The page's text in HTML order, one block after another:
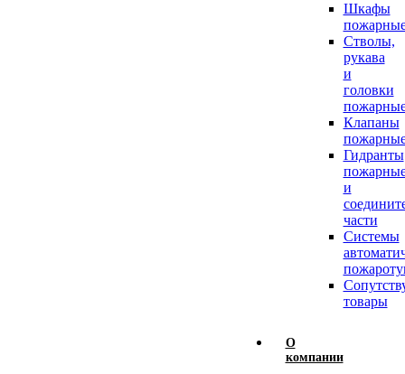
Шкафы
Стволы,
рукава
и
головки
Клапаны
Гидранты
и
части
Системы
товары
О
компании